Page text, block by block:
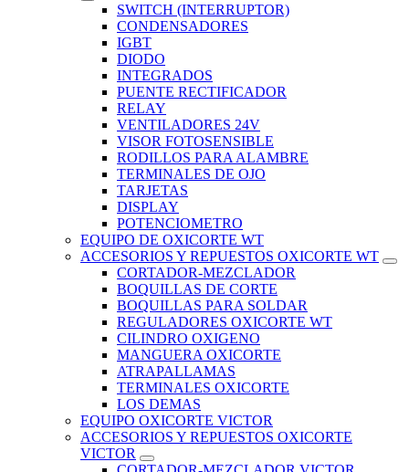
SWITCH (INTERRUPTOR)
CONDENSADORES
IGBT
DIODO
INTEGRADOS
PUENTE RECTIFICADOR
RELAY
VENTILADORES 24V
VISOR FOTOSENSIBLE
RODILLOS PARA ALAMBRE
TERMINALES DE OJO
TARJETAS
DISPLAY
POTENCIOMETRO
EQUIPO DE OXICORTE WT
ACCESORIOS Y REPUESTOS OXICORTE WT
CORTADOR-MEZCLADOR
BOQUILLAS DE CORTE
BOQUILLAS PARA SOLDAR
REGULADORES OXICORTE WT
CILINDRO OXIGENO
MANGUERA OXICORTE
ATRAPALLAMAS
TERMINALES OXICORTE
LOS DEMAS
EQUIPO OXICORTE VICTOR
ACCESORIOS Y REPUESTOS OXICORTE
VICTOR